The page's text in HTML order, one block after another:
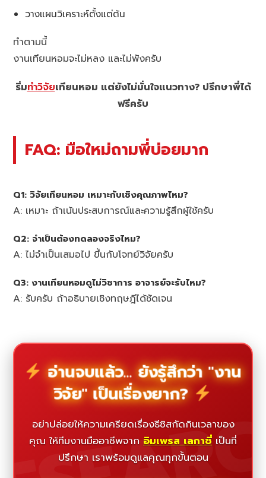
วางแผนวิเคราะห์ตั้งแต่ต้น
ทำตามนี้
งานเทียนหอมจะไม่หลง และไม่พังครับ
ริ่มทำวิจัยเทียนหอม แต่ยังไม่มั่นใจแนวทาง? ปรึกษาพี่ได้
ฟรีครับ
FAQ: มือใหม่ถามพี่บ่อยมาก
Q1: วิจัยเทียนหอม เหมาะกับเชิงคุณภาพไหม?
A: เหมาะ ถ้าเน้นประสบการณ์และความรู้สึกผู้ใช้ครับ
Q2: จำเป็นต้องทดลองจริงไหม?
A: ไม่จำเป็นเสมอไป ขึ้นกับโจทย์วิจัยครับ
Q3: งานเทียนหอมดูไม่วิชาการ อาจารย์จะรับไหม?
A: รับครับ ถ้าอธิบายเชิงทฤษฎีได้ชัดเจน
อ่านจบแล้ว... ยังรู้สึกว่า "งาน
วิจัย" เป็นเรื่องยาก?
อย่าปล่อยให้ความเครียดเรื่องธีซิสกัดกินเวลาของ
คุณ ให้ทีมงานมืออาชีพจาก อิมเพรส เลกาซี่ เป็นที่
ปรึกษา เราพร้อมดูแลคุณทุกขั้นตอน